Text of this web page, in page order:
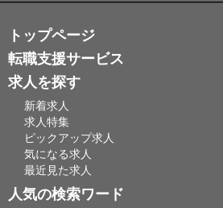
トップページ
転職支援サービス
求人を探す
新着求人
求人特集
ピックアップ求人
気になる求人
最近見た求人
人気の検索ワード